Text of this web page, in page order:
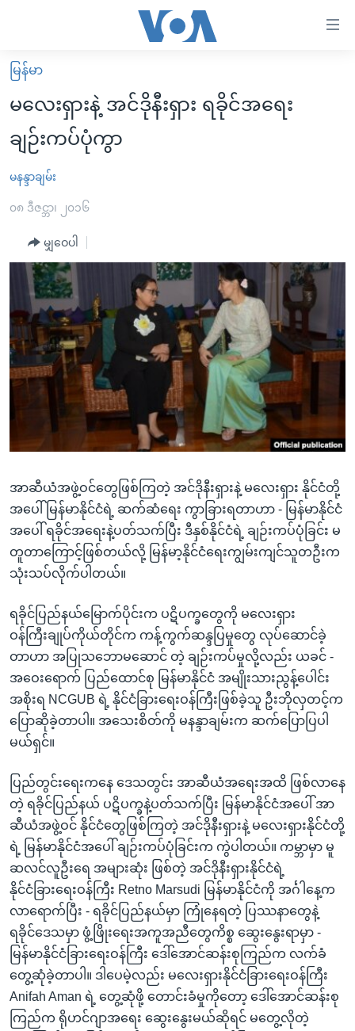
လွယ်ကူ
စေ
သည့်
Link
များ
ပင်မ
ကျော်
ကြည့်
ရန်
ပင်မ
အ
ညွန်း
သို့
ကျော်
ရန်
ရှာဖွေ
ရန်
နေရာ
သို့
ရန်
မူလစာမျက်နှာ
မြန်မာ
ကမ္ဘာ့သတင်းများ
နိုင်ငံတကာ
အစ္စရေး-ပါလက်စတိုင်း
သတင်းလွတ်လပ်ခွင့်
အင်္ဂလိပ်စာလေ့လာမယ်
အမေရိကန်သုံးအီဒီယံ
မကြေးမုံရဲ့ အင်္ဂလိပ်စာ
ရုပ်ရှင်ထဲက အင်္ဂလိပ်စာ
သုတပဒေသာ အင်္ဂလိပ်စာ
အပတ်စဉ်ကဏ္ဍများ
ရေဒီယို
တီဗွီ
ရေဒီယိုနှင့်ရုပ်သံ အချက်အလက်များ
ရေဒီယို/တီဗွီအစီအစဉ်
Learning English
ဗွီအိုအေ လူမှုကွန်ယက်များ
ဘာသာစကားများ
မြန်မာ
မလေးရှားနဲ့ အင်ဒိုနီးရှား ရခိုင်အရေး
ချဉ်းကပ်ပုံကွာ
မနန္ဒာချမ်း
၀၈ ဒီဇင္ဘာ၊ ၂၀၁၆
မျှဝေပါ
အာဆီယံအဖွဲ့ဝင်တွေဖြစ်ကြတဲ့ အင်ဒိုနီးရှားနဲ့ မလေးရှား နိုင်ငံတို့
အပေါ် မြန်မာနိုင်ငံရဲ့ ဆက်ဆံရေး ကွာခြားရတာဟာ - မြန်မာနိုင်ငံ
အပေါ် ရခိုင်အရေးနဲ့ပတ်သက်ပြီး ဒီနှစ်နိုင်ငံရဲ့ ချဉ်းကပ်ပုံခြင်း မ
တူတာကြောင့်ဖြစ်တယ်လို့ မြန်မာ့နိုင်ငံရေးကျွမ်းကျင်သူတဦးက
သုံးသပ်လိုက်ပါတယ်။
ရခိုင်ပြည်နယ်မြောက်ပိုင်းက ပဋိပက္ခတွေကို မလေးရှား
ဝန်ကြီးချုပ်ကိုယ်တိုင်က ကန့်ကွက်ဆန္ဒပြမှုတွေ လုပ်ဆောင်ခဲ့
တာဟာ အပြုသဘောမဆောင် တဲ့ ချဉ်းကပ်မှုလို့လည်း ယခင် -
အဝေးရောက် ပြည်ထောင်စု မြန်မာနိုင်ငံ အမျိုးသားညွန့်ပေါင်း
အစိုးရ NCGUB ရဲ့ နိုင်ငံခြားရေးဝန်ကြီးဖြစ်ခဲ့သူ ဦးဘိုလှတင့်က
ပြောဆိုခဲ့တာပါ။ အသေးစိတ်ကို မနန္ဒာချမ်းက ဆက်ပြောပြပါ
မယ်ရှင်။
ပြည်တွင်းရေးကနေ ဒေသတွင်း အာဆီယံအရေးအထိ ဖြစ်လာနေ
တဲ့ ရခိုင်ပြည်နယ် ပဋိပက္ခနဲ့ပတ်သက်ပြီး မြန်မာနိုင်ငံအပေါ် အာ
ဆီယံအဖွဲ့ဝင် နိုင်ငံတွေဖြစ်ကြတဲ့ အင်ဒိုနီးရှားနဲ့ မလေးရှားနိုင်ငံတို့
ရဲ့ မြန်မာနိုင်ငံအပေါ် ချဉ်းကပ်ပုံခြင်းက ကွဲပါတယ်။ ကမ္ဘာမှာ မူ
ဆလင်လူဦးရေ အများဆုံး ဖြစ်တဲ့ အင်ဒိုနီးရှားနိုင်ငံရဲ့
နိုင်ငံခြားရေးဝန်ကြီး Retno Marsudi မြန်မာနိုင်ငံကို အင်္ဂါနေ့က
လာရောက်ပြီး - ရခိုင်ပြည်နယ်မှာ ကြုံနေရတဲ့ ပြဿနာတွေနဲ့
ရခိုင်ဒေသမှာ ဖွံ့ဖြိုးရေးအကူအညီတွေကိစ္စ ဆွေးနွေးရာမှာ -
မြန်မာနိုင်ငံခြားရေးဝန်ကြီး ဒေါ်အောင်ဆန်းစုကြည်က လက်ခံ
တွေ့ဆုံခဲ့တာပါ။ ဒါပေမဲ့လည်း မလေးရှားနိုင်ငံခြားရေးဝန်ကြီး
Anifah Aman ရဲ့ တွေ့ဆုံဖို့ တောင်းခံမှုကိုတော့ ဒေါ်အောင်ဆန်းစု
ကြည်က ရိုဟင်ဂျာအရေး ဆွေးနွေးမယ်ဆိုရင် မတွေ့လိုတဲ့